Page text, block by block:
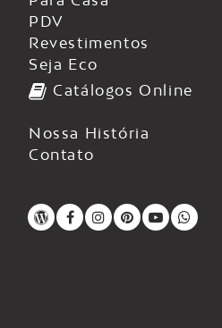
PDV
Revestimentos
Seja Eco
Catálogos Online
Nossa História
Contato